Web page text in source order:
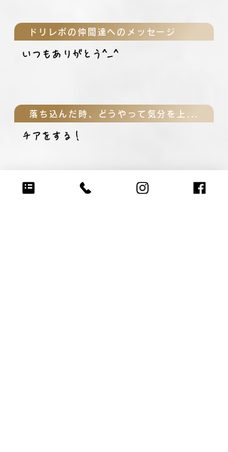
ドリレボの仲間達へのメッセージ
いつもありがとう^_^
落ち込んだ時、どうやって気分を上げる？
チアをする！
気分が上がる大好きなフレーズは？